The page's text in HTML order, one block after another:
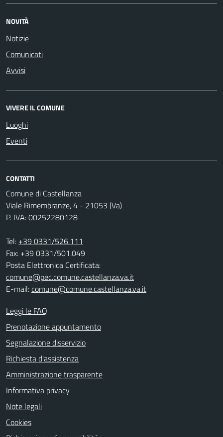
NOVITÀ
Notizie
Comunicati
Avvisi
VIVERE IL COMUNE
Luoghi
Eventi
CONTATTI
Comune di Castellanza
Viale Rimembranze, 4 - 21053 (Va)
P. IVA: 00252280128
Tel: +39 0331/526.111
Fax: +39 0331/501.049
Posta Elettronica Certificata:
comune@pec.comune.castellanza.va.it
E-mail:comune@comune.castellanza.va.it
Leggi le FAQ
Prenotazione appuntamento
Segnalazione disservizio
Richiesta d'assistenza
Amministrazione trasparente
Informativa privacy
Note legali
Cookies